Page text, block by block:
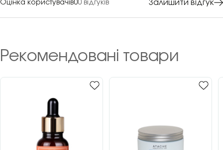
Оцінка користувачів00 відгуків Залишити відгук
Рекомендовані товари